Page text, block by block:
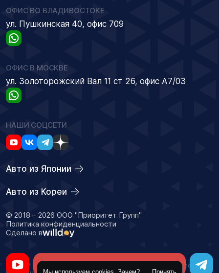
ОФИС ВО ВЛАДИВОСТОКЕ
ул. Пушкинская 40, офис 709
ОФИС В МОСКВЕ
ул. Золоторожский Вал 11 ст 26, офис А7/03
НАШИ СОЦСЕТИ
Авто из Японии
Авто из Кореи
© 2018 – 2026 ООО "Приоритет Групп"
Политика конфиденциальности
Сделано в
Данный сайт носит информационный характер и не является